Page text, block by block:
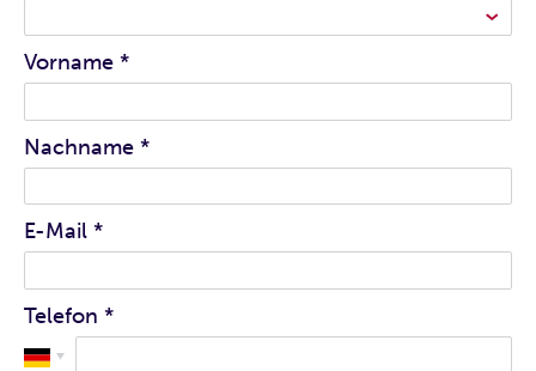
Vorname *
Nachname *
E-Mail *
Telefon *